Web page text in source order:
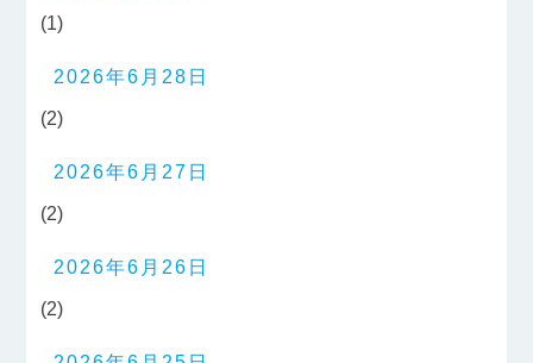
(1)
2026年6月28日
(2)
2026年6月27日
(2)
2026年6月26日
(2)